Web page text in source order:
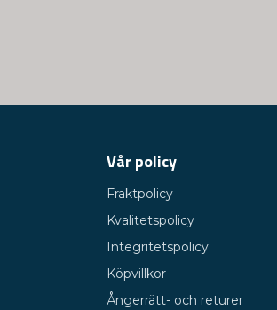
Vår policy
Fraktpolicy
Kvalitetspolicy
Integritetspolicy
Köpvillkor
Ångerrätt- och returer